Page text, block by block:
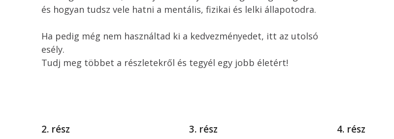
és hogyan tudsz vele hatni a mentális, fizikai és lelki állapotodra.
Ha pedig még nem használtad ki a kedvezményedet, itt az utolsó
esély.
Tudj meg többet a részletekről és tegyél egy jobb életért!
2. rész 3. rész 4. rész